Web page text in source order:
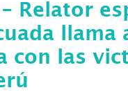
– Relator
llama
con las